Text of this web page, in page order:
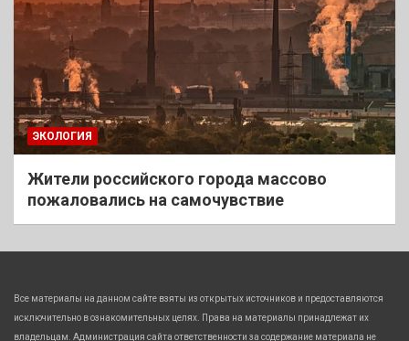
ЭКОЛОГИЯ
Жители российского города массово
пожаловались на самочувствие
Все материалы на данном сайте взяты из открытых источников и предоставляются
исключительно в ознакомительных целях. Права на материалы принадлежат их
владельцам. Администрация сайта ответственности за содержание материала не